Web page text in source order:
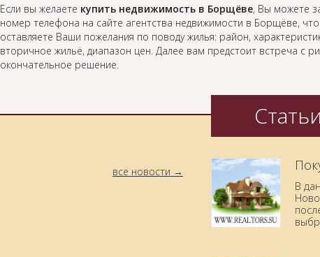
Если вы желаете купить недвижимость в Борщёве, Вы можете
номер телефона на сайте агентства недвижимости в Борщёве,
оставляете Ваши пожелания по поводу жилья: район,
вторичное жильё, диапазон цен. Далее вам предстоит встреча с
окончательное решение.
все новости
Статьи
В